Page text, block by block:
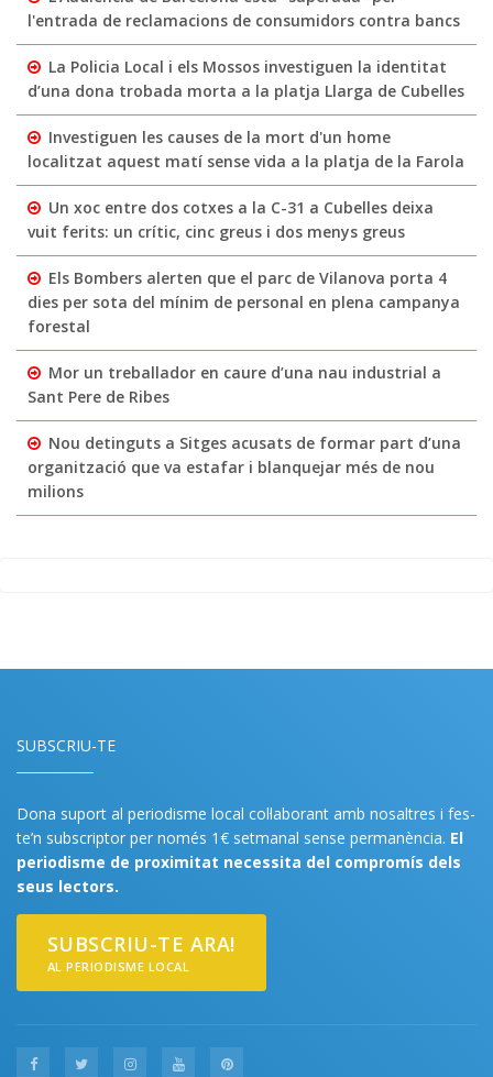
l'entrada de reclamacions de consumidors contra bancs
La Policia Local i els Mossos investiguen la identitat
d’una dona trobada morta a la platja Llarga de Cubelles
Investiguen les causes de la mort d'un home
localitzat aquest matí sense vida a la platja de la Farola
Un xoc entre dos cotxes a la C-31 a Cubelles deixa
vuit ferits: un crític, cinc greus i dos menys greus
Els Bombers alerten que el parc de Vilanova porta 4
dies per sota del mínim de personal en plena campanya
forestal
Mor un treballador en caure d’una nau industrial a
Sant Pere de Ribes
Nou detinguts a Sitges acusats de formar part d’una
organització que va estafar i blanquejar més de nou
milions
SUBSCRIU-TE
Dona suport al periodisme local col·laborant amb nosaltres i fes-
te’n subscriptor per només 1€ setmanal sense permanència. El
periodisme de proximitat necessita del compromís dels
seus lectors.
SUBSCRIU-TE ARA!
AL PERIODISME LOCAL